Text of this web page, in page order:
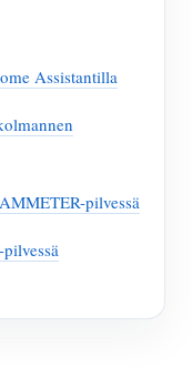
Assistantilla
pilvessä